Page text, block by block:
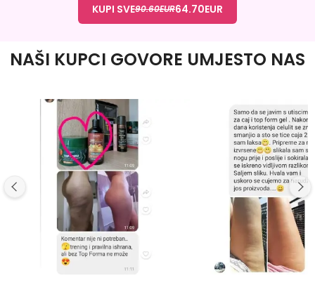
KUPI SVE90.60EUR64.70EUR
NAŠI KUPCI GOVORE UMJESTO NAS